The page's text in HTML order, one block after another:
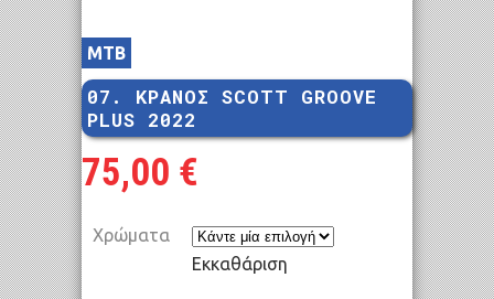
MTB
07. ΚΡΑΝΟΣ SCOTT GROOVE
PLUS 2022
75,00 €
Χρώματα
Εκκαθάριση